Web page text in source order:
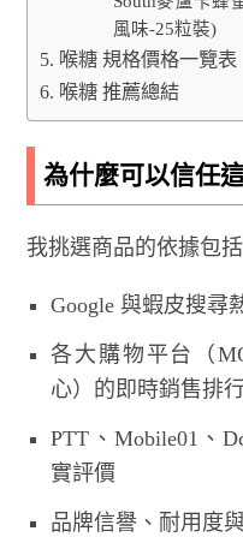
風味-25粒裝)
喉糖 規格價格一覽表
喉糖 推薦總結
為什麼可以信任
我挑選商品的依據包括
Google 與蝦皮搜尋
各大購物平台（
心）的即時銷售排
PTT、Mobile01、
實評價
品牌信譽、耐用度